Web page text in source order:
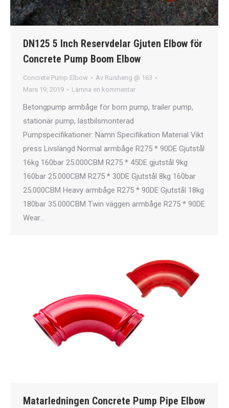
DN125 5 Inch Reservdelar Gjuten Elbow för
Concrete Pump Boom Elbow
Concrete Pump Elbow Av Ruisheng @ 163
Mars 19, 2019
Lämna en kommentar
Betongpump armbåge för bom pump, trailer pump,
stationär pump, lastbilsmonterad
Pumpspecifikationer: Namn Specifikation Material Vikt
press Livslängd Normal armbåge R275 * 90DE Gjutstål
16kg 160bar 25.000CBM R275 * 45DE gjutstål 9kg
160bar 25.000CBM R275 * 30DE Gjutstål 8kg 160bar
25.000CBM Heavy armbåge R275 * 90DE Gjutstål 18kg
180bar 35.000CBM Twin väggen armbåge R275 * 90DE
Wear…
Matarledningen Concrete Pump Pipe Elbow